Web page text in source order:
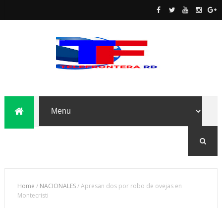
Home / NACIONALES/Apresan dos por robo de ovejas en
Montecristi